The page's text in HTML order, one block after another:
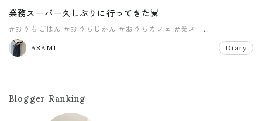
業務スーパー久しぶりに行ってきた💓
#おうちごはん #おうちじかん #おうちカフェ #業スー
#業務スーパー
ASAMI
Diary
Blogger Ranking